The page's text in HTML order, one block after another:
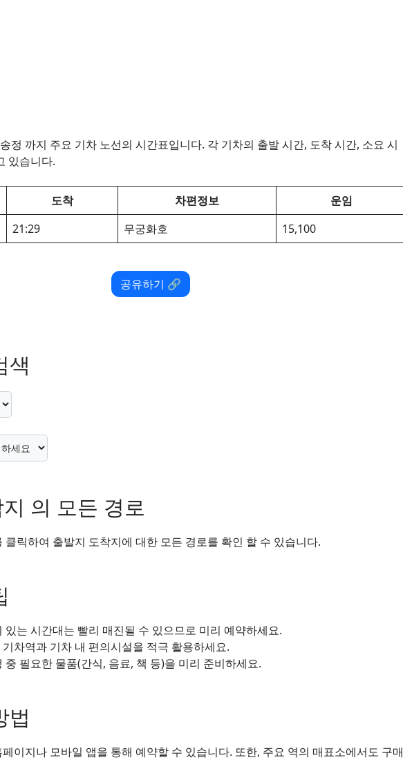
정 까지 주요 기차 노선의 시간표입니다. 각 기차의 출발 시간, 도착 시간, 소요 시
있습니다.
도착 차편정보
운임
21:29 무궁화호 15,100
공유하기 🔗
색
의 모든 경로
클릭하여 출발지 도착지에 대한 모든 경로를 확인 할 수 있습니다.
있는 시간대는 빨리 매진될 수 있으므로 미리 예약하세요.
기차역과 기차 내 편의시설을 적극 활용하세요.
중 필요한 물품(간식, 음료, 책 등)을 미리 준비하세요.
법
이지나 모바일 앱을 통해 예약할 수 있습니다. 또한, 주요 역의 매표소에서도 구매